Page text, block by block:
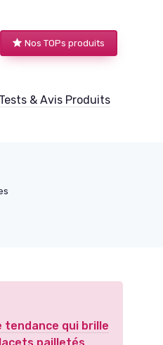
Nos TOPs produits
Tests & Avis Produits
tendance qui brille